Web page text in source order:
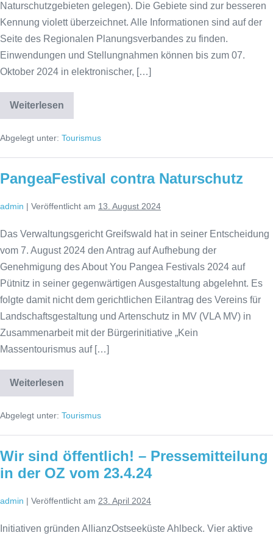
Naturschutzgebieten gelegen). Die Gebiete sind zur besseren
Kennung violett überzeichnet. Alle Informationen sind auf der
Seite des Regionalen Planungsverbandes zu finden.
Einwendungen und Stellungnahmen können bis zum 07.
Oktober 2024 in elektronischer, […]
Weiterlesen
Entwürfe
zu
Abgelegt unter: Tourismus
PangeaFestival contra Naturschutz
admin | Veröffentlicht am 13. August 2024
Das Verwaltungsgericht Greifswald hat in seiner Entscheidung
vom 7. August 2024 den Antrag auf Aufhebung der
Genehmigung des About You Pangea Festivals 2024 auf
Pütnitz in seiner gegenwärtigen Ausgestaltung abgelehnt. Es
folgte damit nicht dem gerichtlichen Eilantrag des Vereins für
Landschaftsgestaltung und Artenschutz in MV (VLA MV) in
Zusammenarbeit mit der Bürgerinitiative „Kein
Massentourismus auf […]
WeiterlesenPangeaFestival
contra
Abgelegt unter: Tourismus
Wir sind öffentlich! – Pressemitteilung
in der OZ vom 23.4.24
admin | Veröffentlicht am 23. April 2024
Initiativen gründen AllianzOstseeküste Ahlbeck. Vier aktive